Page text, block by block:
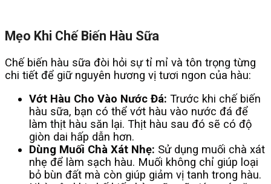
Mẹo Khi Chế Biến Hàu Sữa
Chế biến hàu sữa đòi hỏi sự tỉ mỉ và tôn trọng từng
chi tiết để giữ nguyên hương vị tươi ngon của hàu:
Vớt Hàu Cho Vào Nước Đá: Trước khi chế biến
hàu sữa, bạn có thể vớt hàu vào nước đá để
làm thịt hàu săn lại. Thịt hàu sau đó sẽ có độ
giòn dai hấp dẫn hơn.
Dùng Muối Chà Xát Nhẹ: Sử dụng muối chà xát
nhẹ để làm sạch hàu. Muối không chỉ giúp loại
bỏ bùn đất mà còn giúp giảm vị tanh trong hàu.